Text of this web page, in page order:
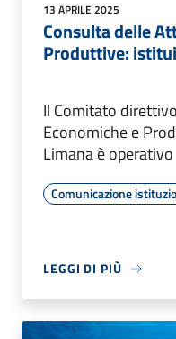
13 APRILE 2025
Consulta delle
Produttive:
Il Comitato
Economiche e
Limana è operativo
Comunicazione
LEGGI DI PIÙ